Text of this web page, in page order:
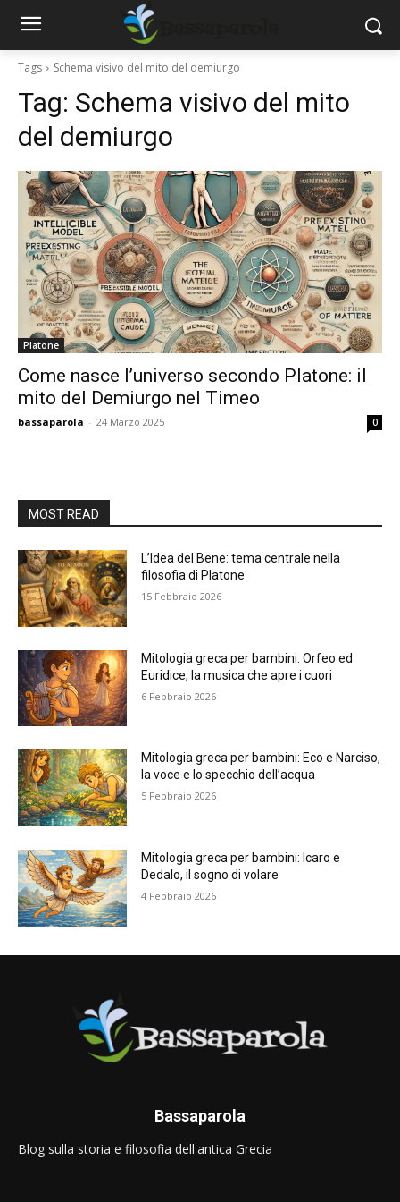
Tags Schema visivo del mito del demiurgo
Tag: Schema visivo del mito
del demiurgo
Platone
Come nasce l’universo secondo Platone: il
mito del Demiurgo nel Timeo
bassaparola - 24 Marzo 2025 0
MOST READ
L’Idea del Bene: tema centrale nella
filosofia di Platone
15 Febbraio 2026
Mitologia greca per bambini: Orfeo ed
Euridice, la musica che apre i cuori
6 Febbraio 2026
Mitologia greca per bambini: Eco e Narciso,
la voce e lo specchio dell’acqua
5 Febbraio 2026
Mitologia greca per bambini: Icaro e
Dedalo, il sogno di volare
4 Febbraio 2026
Bassaparola
Blog sulla storia e filosofia dell'antica Grecia